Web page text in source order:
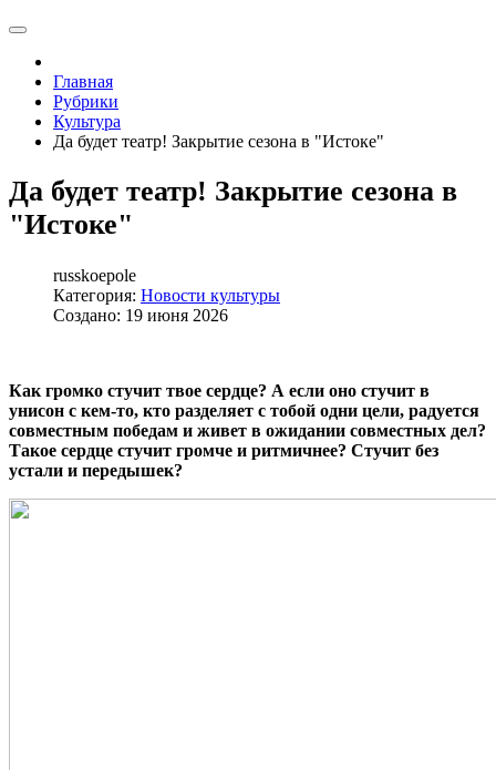
Главная
Рубрики
Культура
Да будет театр! Закрытие сезона в "Истоке"
Да будет театр! Закрытие сезона в
"Истоке"
russkoepole
Категория: Новости культуры
Создано: 19 июня 2026
Как громко стучит твое сердце? А если оно стучит в
унисон с кем-то, кто разделяет с тобой одни цели, радуется
совместным победам и живет в ожидании совместных дел?
Такое сердце стучит громче и ритмичнее? Стучит без
устали и передышек?